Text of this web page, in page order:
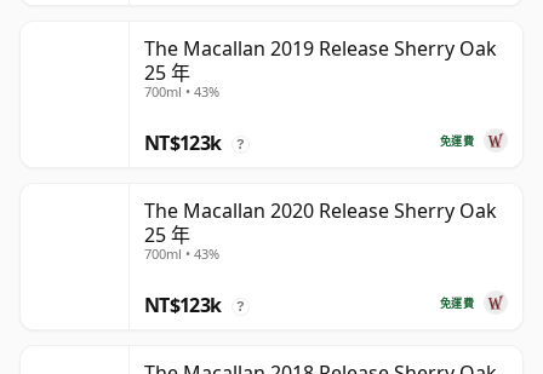
The Macallan 2019 Release Sherry Oak
25 年
700ml • 43%
免運費
NT$123k ?
The Macallan 2020 Release Sherry Oak
25 年
700ml • 43%
免運費
NT$123k ?